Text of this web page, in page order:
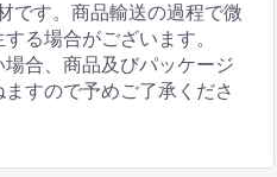
です。商品輸送の過程で微
る場合がございます。
合、商品及びパッケージ
すので予めご了承くださ